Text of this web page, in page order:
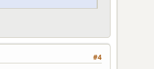
#4